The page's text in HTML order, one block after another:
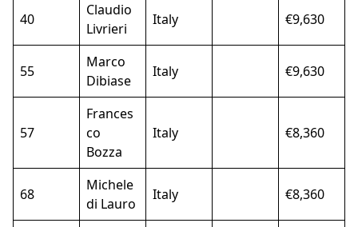
40
Claudio
Livrieri
Italy €9,630
55
Marco
Dibiase
Italy €9,630
57
Frances
co
Bozza
Italy €8,360
68
Michele
di Lauro
Italy €8,360